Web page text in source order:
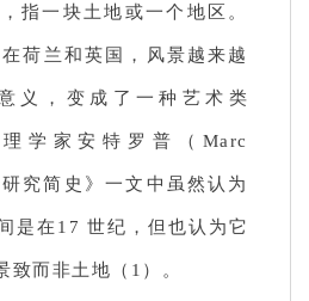
指一块土地或一个地区。
荷兰和英国，风景越来越
义，变成了一种艺术类
学家安特罗普（Marc
究简史》一文中虽然认为
是在17 世纪，但也认为它
致而非土地（1）。